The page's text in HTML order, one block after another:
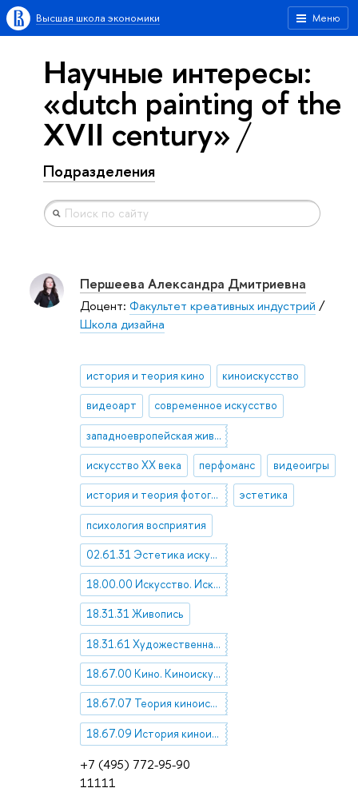
Меню
Высшая школа экономики
Научные интересы:
«dutch painting of the
XVII century»
Подразделения
+7 (495) 772-95-90
11111
Першеева Александра Дмитриевна
Доцент: Факультет креативных индустрий /
Школа дизайна
история и теория кино киноискусство
видеоарт современное искусство
западноевропейская живопись XVII-XIX веков
искусство ХХ века перфоманс видеоигры
история и теория фотографии эстетика
психология восприятия
02.61.31 Эстетика искусства
18.00.00 Искусство. Искусствоведение
18.31.31 Живопись
18.31.61 Художественная фотография
18.67.00 Кино. Киноискусство
18.67.07 Теория киноискусства
18.67.09 История киноискусства